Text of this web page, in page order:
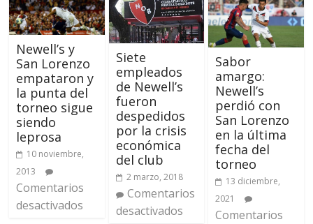
Newell’s y
San Lorenzo
empataron y
la punta del
torneo sigue
siendo
leprosa
10 noviembre,
2013
Comentarios
desactivados
Siete
empleados
de Newell’s
fueron
despedidos
por la crisis
económica
del club
2 marzo, 2018
Comentarios
desactivados
Sabor
amargo:
Newell’s
perdió con
San Lorenzo
en la última
fecha del
torneo
13 diciembre,
2021
Comentarios